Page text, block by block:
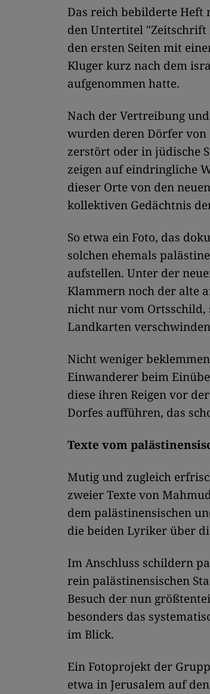
Das reich bebilderte Heft
den Untertitel "Zeitschrift
den ersten Seiten mit
Kluger kurz nach dem
aufgenommen hatte.
Nach der Vertreibung
wurden deren Dörfer von
zerstört oder in jüdische
zeigen auf eindringliche
dieser Orte von den
kollektiven Gedächtnis
So etwa ein Foto, das
solchen ehemals
aufstellen. Unter der
Klammern noch der alte
nicht nur vom Ortsschild,
Landkarten
Nicht weniger
Einwanderer beim
diese ihren Reigen vor
Dorfes aufführen, das
Texte vom
Mutig und zugleich
zweier Texte von
dem palästinensischen
die beiden Lyriker über
Im Anschluss schildern
rein palästinensischen
Besuch der nun
besonders das
im Blick.
Ein Fotoprojekt der
etwa in Jerusalem auf